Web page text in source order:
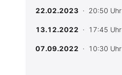
22.02.2023 · 20:50 Uhr
13.12.2022 · 17:45 Uhr
07.09.2022 · 10:30 Uhr